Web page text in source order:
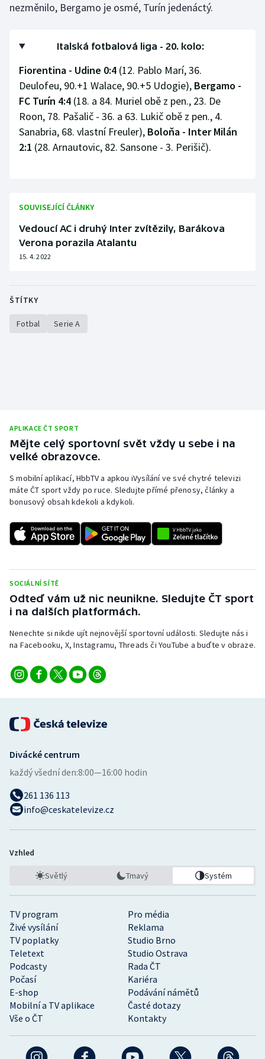
Olympijské hry
Parasport
Plavání
Plážový volejbal
Ragby
Sportovní střelba
Triatlon
Veslování
nezměnilo, Bergamo je osmé, Turín jedenáctý.
Italská fotbalová liga - 20. kolo:
Fiorentina - Udine 0:4 (12. Pablo Marí, 36.
Deulofeu, 90.+1 Walace, 90.+5 Udogie), Bergamo -
FC Turín 4:4 (18. a 84. Muriel obě z pen., 23. De
Roon, 78. Pašalič - 36. a 63. Lukič obě z pen., 4.
Sanabria, 68. vlastní Freuler), Boloňa - Inter Milán
2:1 (28. Arnautovic, 82. Sansone - 3. Perišič).
SOUVISEJÍCÍ ČLÁNKY
Vedoucí AC i druhý Inter zvítězily, Barákova
Verona porazila Atalantu
15. 4. 2022
ŠTÍTKY
Fotbal Serie A
APLIKACE ČT SPORT
Mějte celý sportovní svět vždy u sebe i na
velké obrazovce.
S mobilní aplikací, HbbTV a apkou iVysílání ve své chytré televizi
máte ČT sport vždy po ruce. Sledujte přímé přenosy, články a
bonusový obsah kdekoli a kdykoli.
SOCIÁLNÍ SÍTĚ
Odteď vám už nic neunikne. Sledujte ČT sport
i na dalších platformách.
Nenechte si nikde ujít nejnovější sportovní události. Sledujte nás i
na Facebooku, X, Instagramu, Threads či YouTube a buďte v obraze.
TV program
Pro média
Živé vysílání
Reklama
TV poplatky
Studio Brno
Teletext
Studio Ostrava
Podcasty
Rada ČT
Počasí
Kariéra
E-shop
Podávání námětů
Mobilní a TV aplikace
Časté dotazy
Vše o ČT
Kontakty
Divácké centrum
každý všední den:8:00—16:00 hodin
261 136 113
info@ceskatelevize.cz
Vzhled
Světlý Tmavý Systém